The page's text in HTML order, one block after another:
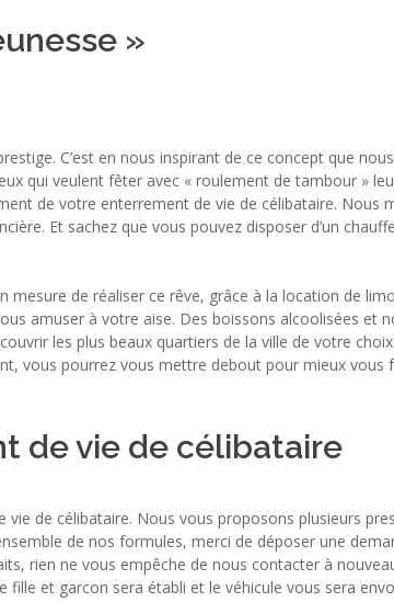
»
C’est en nous inspirant de ce concept que
qui veulent fêter avec « roulement de tambour »
de votre enterrement de vie de célibataire. Nous
Et sachez que vous pouvez disposer d’un
de réaliser ce rêve, grâce à la location de
amuser à votre aise. Des boissons alcoolisées et
les plus beaux quartiers de la ville de votre
vous pourrez vous mettre debout pour mieux vous
de vie de célibataire
de célibataire. Nous vous proposons plusieurs
de nos formules, merci de déposer une
rien ne vous empêche de nous contacter à
et garcon sera établi et le véhicule vous sera